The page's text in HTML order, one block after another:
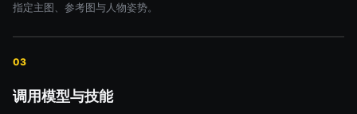
指定主图、参考图与人物姿势。
03
调用模型与技能